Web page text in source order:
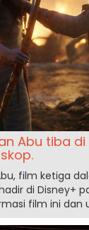
Abu tiba
film ketiga
di Disney+
film ini dan